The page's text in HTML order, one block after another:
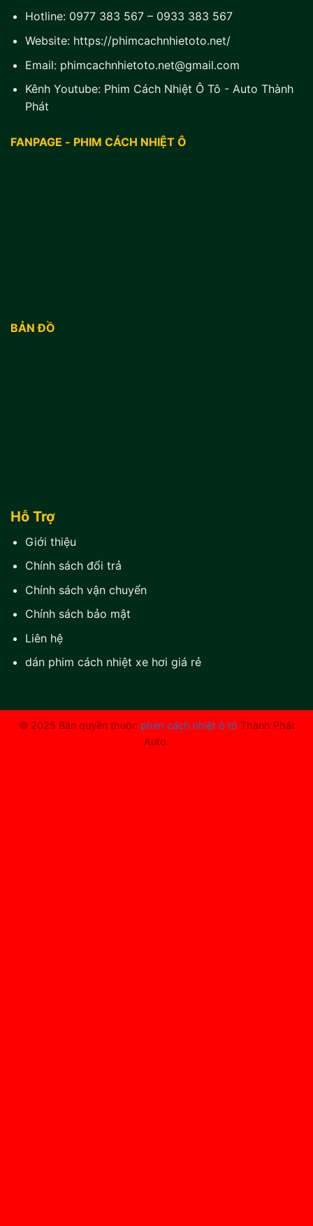
Hotline: 0977 383 567– 0933 383 567
Website: https://phimcachnhietoto.net/
Email: phimcachnhietoto.net@gmail.com
Kênh Youtube: Phim Cách Nhiệt Ô Tô - Auto Thành
Phát
FANPAGE - PHIM CÁCH NHIỆT Ô
BẢN ĐỒ
Hỗ Trợ
Giới thiệu
Chính sách đổi trả
Chính sách vận chuyển
Chính sách bảo mật
Liên hệ
dán phim cách nhiệt xe hơi giá rẻ
© 2025 Bản quyền thuộc phim cách nhiệt ô tô Thành Phát
Auto.